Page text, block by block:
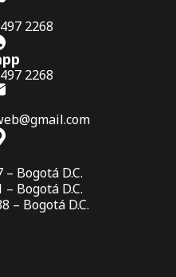
2268
2268
Bogotá D.C.
Bogotá D.C.
– Bogotá D.C.